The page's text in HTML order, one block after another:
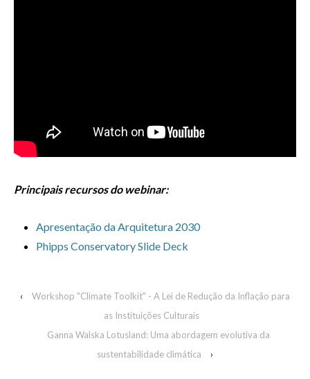
Principais recursos do webinar:
Apresentação da Arquitetura 2030
Phipps Conservatory Slide Deck
‹
Workshop "Climate Toolkit" - A Lei de Redução da Inflação para
as Instituições Culturais
Ganna Walska Lotusland: Uma abordagem evolutiva da
sustentabilidade climática
›